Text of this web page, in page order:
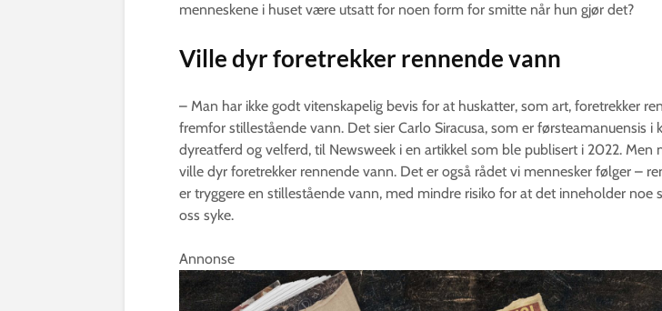
menneskene i huset være utsatt for noen form for smitte når hun gjør det?
Ville dyr foretrekker rennende vann
– Man har ikke godt vitenskapelig bevis for at huskatter, som art, foretrekker
fremfor stillestående vann. Det sier Carlo Siracusa, som er førsteamanuensis i
dyreatferd og velferd, til Newsweek i en artikkel som ble publisert i 2022. Men
ville dyr foretrekker rennende vann. Det er også rådet vi mennesker følger –
er tryggere en stillestående vann, med mindre risiko for at det inneholder noe
oss syke.
Annonse